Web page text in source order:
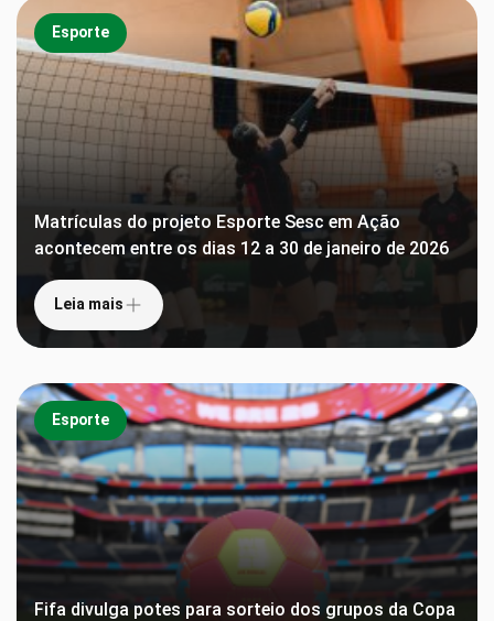
Esporte
Matrículas do projeto Esporte Sesc em Ação
acontecem entre os dias 12 a 30 de janeiro de 2026
Leia mais
Esporte
Fifa divulga potes para sorteio dos grupos da Copa